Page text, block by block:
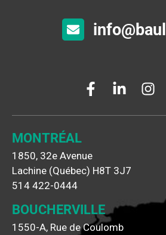
MONTRÉAL
1850, 32e Avenue
Lachine (Québec) H8T 3J7
514 422-0444
BOUCHERVILLE
1550-A, Rue de Coulomb